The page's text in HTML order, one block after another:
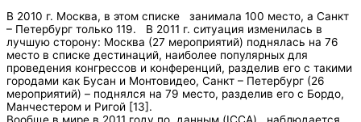
В 2010 г. Москва, в этом списке занимала 100 место, а Санкт
– Петербург только 119. В 2011 г. ситуация изменилась в
лучшую сторону: Москва (27 мероприятий) поднялась на 76
место в списке дестинаций, наиболее популярных для
проведения конгрессов и конференций, разделив его с такими
городами как Бусан и Монтовидео, Санкт – Петербург (26
мероприятий) – поднялся на 79 место, разделив его с Бордо,
Манчестером и Ригой [13].
Вообще в мире в 2011 году по данным (ICCA) наблюдается